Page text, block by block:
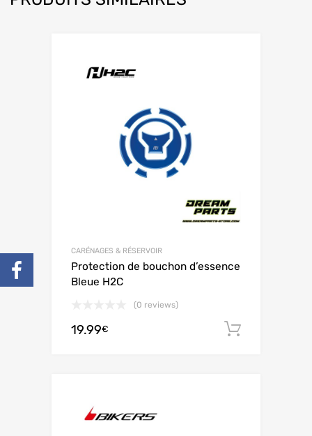
CARÉNAGES & RÉSERVOIR
Protection de bouchon d’essence
Bleue H2C
(0 reviews)
19.99€